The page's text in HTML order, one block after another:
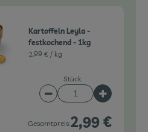
Kartoffeln Leyla -
festkochend - 1kg
2,99 € / kg
Stück
Artikelanzahl
Gesamtpreis:2,99 €